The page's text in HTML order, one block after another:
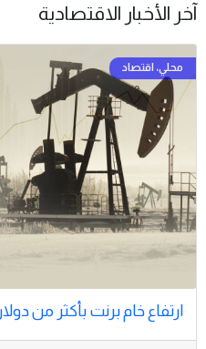
آخر الأخبار الاقتصادية
ارتفاع خام برنت بأكثر من